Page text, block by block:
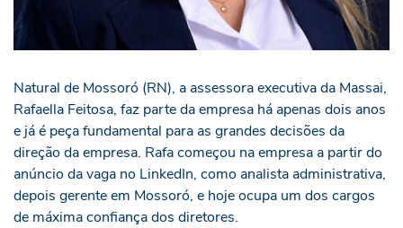
Natural de Mossoró (RN), a assessora executiva da Massai,
Rafaella Feitosa, faz parte da empresa há apenas dois anos
e já é peça fundamental para as grandes decisões da
direção da empresa. Rafa começou na empresa a partir do
anúncio da vaga no LinkedIn, como analista administrativa,
depois gerente em Mossoró, e hoje ocupa um dos cargos
de máxima confiança dos diretores.